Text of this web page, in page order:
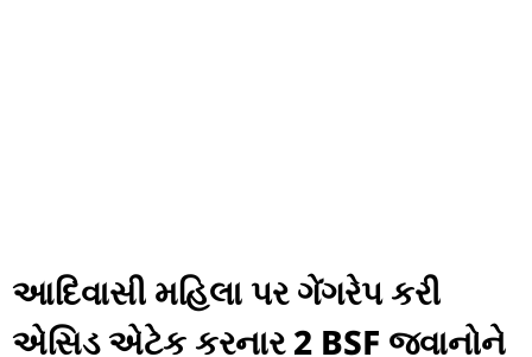
આદિવાસી મહિલા પર ગેંગરેપ કરી
એસિડ એટેક કરનાર 2 BSF જવાનોને